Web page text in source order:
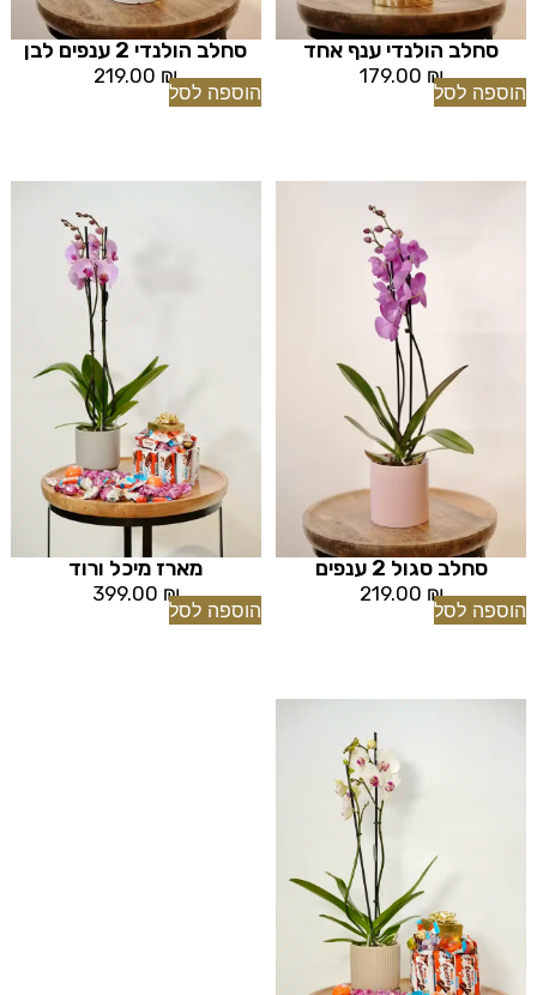
סחלב הולנדי ענף אחד
179.00 ₪
הוספה לסל
סחלב הולנדי 2 ענפים לבן
219.00 ₪
הוספה לסל
סחלב סגול 2 ענפים
219.00 ₪
הוספה לסל
מארז מיכל ורוד
399.00 ₪
הוספה לסל